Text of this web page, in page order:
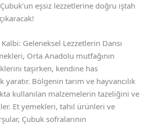
eşsiz lezzetlerine doğru iştah
Geleneksel Lezzetlerin Dansı
Orta Anadolu mutfağının
taşırken, kendine has
yaratır. Bölgenin tarım ve hayvancılık
kullanılan malzemelerin tazeliğini ve
Et yemekleri, tahıl ürünleri ve
Çubuk sofralarının